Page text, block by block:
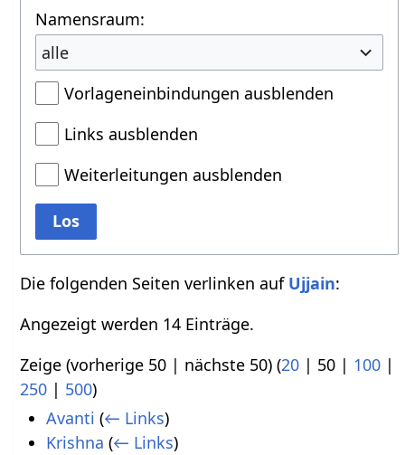
Namensraum:
alle
Vorlageneinbindungen ausblenden
Links ausblenden
Weiterleitungen ausblenden
Los
Die folgenden Seiten verlinken auf Ujjain:
Angezeigt werden 14 Einträge.
Zeige (vorherige 50 | nächste 50) (20 | 50 | 100 |
250 | 500)
Avanti (← Links)
Krishna (← Links)